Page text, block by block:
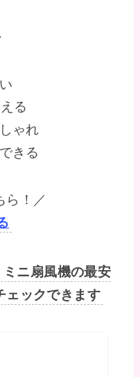
る
ゃれ
きる
ら！／
ミニ扇風機の最安
ェックできます